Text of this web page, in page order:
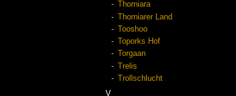
Thorniara
Thorniarer Land
Tooshoo
Toporks Hof
Torgaan
Trelis
Trollschlucht
V